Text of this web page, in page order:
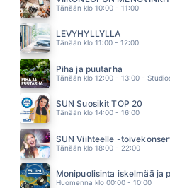
21.37
LAURA VOUTILAINEN
21.33
EROS RAMAZZOTTI
21.30
Tänään klo 10:00 - 11:00
LEVYHYLLYLLÄ
Tänään klo 11:00 - 12:00
Piha ja puutarha
Tänään klo 12:00 - 13:00 -
SUN Suosikit TOP 20
Tänään klo 14:00 - 16:00
SUN Viihteelle -
Tänään klo 18:00 - 22:00
Monipuolisinta iskelmää ja
Huomenna klo 00:00 - 10:00